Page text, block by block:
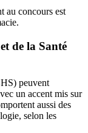
au concours est
de la Santé
peuvent
un accent mis sur
aussi des
selon les